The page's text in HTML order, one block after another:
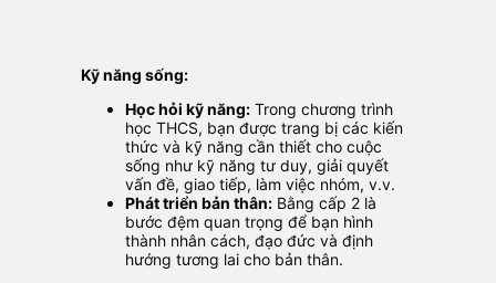
Kỹ năng sống:
Học hỏi kỹ năng:Trong chương trình
học THCS, bạn được trang bị các kiến
thức và kỹ năng cần thiết cho cuộc
sống như kỹ năng tư duy, giải quyết
vấn đề, giao tiếp, làm việc nhóm, v.v.
Phát triển bản thân:Bằng cấp 2 là
bước đệm quan trọng để bạn hình
thành nhân cách, đạo đức và định
hướng tương lai cho bản thân.